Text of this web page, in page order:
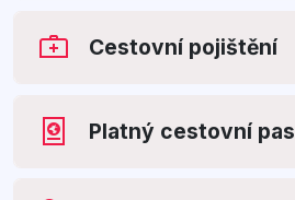
Cestovní pojištění
Platný cestovní pas